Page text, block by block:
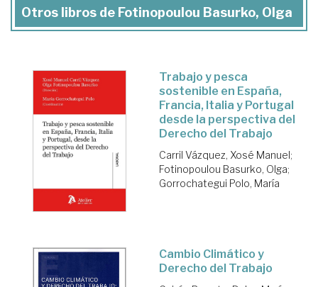
Otros libros de Fotinopoulou Basurko, Olga
Trabajo y pesca
sostenible en España,
Francia, Italia y Portugal
desde la perspectiva del
Derecho del Trabajo
Carril Vázquez, Xosé Manuel;
Fotinopoulou Basurko, Olga;
Gorrochategui Polo, María
Cambio Climático y
Derecho del Trabajo